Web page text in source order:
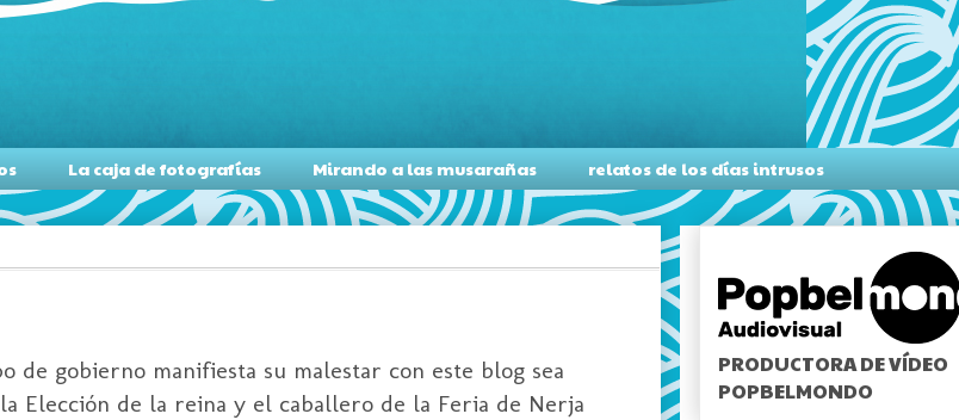
La caja de fotografías Mirando a las musarañas relatos de los días intrusos
gobierno manifiesta su malestar con este blog sea
Elección de la reina y el caballero de la Feria de Nerja
PRODUCTORA DE VÍDEO
POPBELMONDO